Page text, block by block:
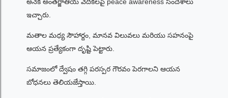
అనేక అంతర్జాతీయ వేదికలపై peace awareness సందేశాలు
ఇచ్చారు.
మతాల మధ్య సౌహార్దం, మానవ విలువలు మరియు సహనంపై
ఆయన ప్రత్యేకంగా దృష్టి పెట్టారు.
సమాజంలో ద్వేషం తగ్గి పరస్పర గౌరవం పెరగాలని ఆయన
బోధనలు తెలియజేస్తాయి.